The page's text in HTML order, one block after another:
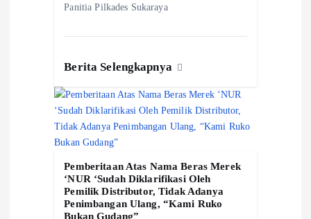
Panitia Pilkades Sukaraya
Berita Selengkapnya
Pemberitaan Atas Nama Beras Merek
‘NUR ‘Sudah Diklarifikasi Oleh
Pemilik Distributor, Tidak Adanya
Penimbangan Ulang, “Kami Ruko
Bukan Gudang”